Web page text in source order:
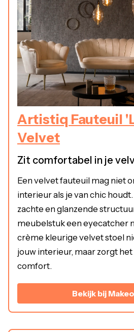
Artistiq Fauteuil
Velvet
Zit comfortabel in je
Een velvet fauteuil mag niet
interieur als je van chic
zachte en glanzende
meubelstuk een eyecatcher
crème kleurige velvet stoel
jouw interieur, maar zorgt
comfort.
Bekijk bij